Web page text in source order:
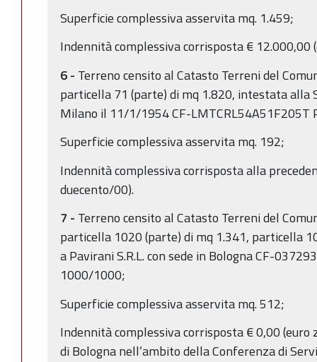
Superficie complessiva asservita mq. 1.459;
Indennità complessiva corrisposta € 12.000,00
6 - Terreno censito al Catasto Terreni del
particella 71 (parte) di mq 1.820, intestata alla
Milano il 11/1/1954 CF-
Superficie complessiva asservita mq. 192;
Indennità complessiva corrisposta alla
duecento/00).
7 - Terreno censito al Catasto Terreni del
particella 1020 (parte) di mq 1.341, particella
a Pavirani S.R.L. con sede in Bologna CF-
1000/1000;
Superficie complessiva asservita mq. 512;
Indennità complessiva corrisposta € 0,00 (euro
di Bologna nell’ambito della Conferenza di